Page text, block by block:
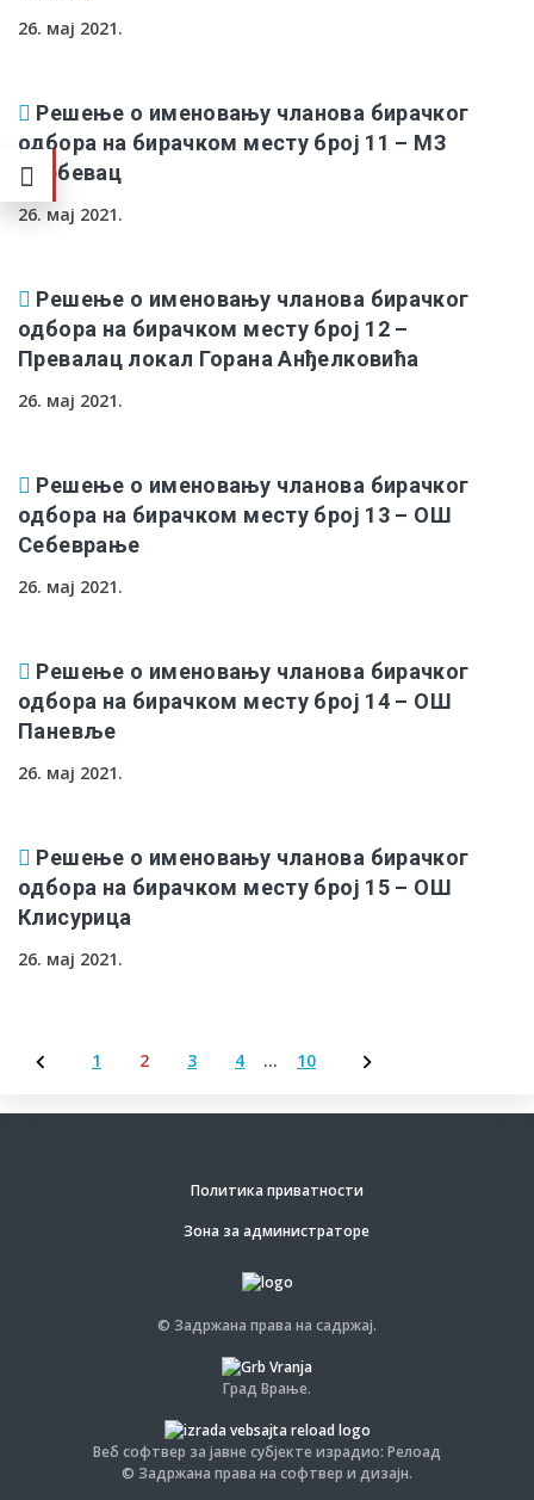
26. мај 2021.
Решење о именовању чланова бирачког
одбора на бирачком месту број 11 – МЗ
Корбевац
26. мај 2021.
Решење о именовању чланова бирачког
одбора на бирачком месту број 12 –
Превалац локал Горана Анђелковића
26. мај 2021.
Решење о именовању чланова бирачког
одбора на бирачком месту број 13 – ОШ
Себеврање
26. мај 2021.
Решење о именовању чланова бирачког
одбора на бирачком месту број 14 – ОШ
Паневље
26. мај 2021.
Решење о именовању чланова бирачког
одбора на бирачком месту број 15 – ОШ
Клисурица
26. мај 2021.
Пагинација
1 2 3 4 … 10
Политика приватности
Зона за администраторе
© Задржана права на садржај.
Град Врање.
Веб софтвер за јавне субјекте израдио: Релоад
© Задржана права на софтвер и дизајн.